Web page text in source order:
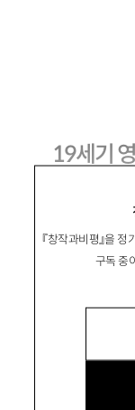
『창작과비평』을
구독 중
19세기
탄
서울대